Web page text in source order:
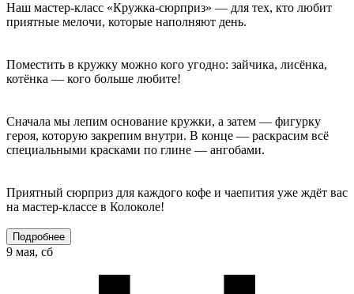
Наш мастер-класс «Кружка-сюрприз» — для тех, кто любит
приятные мелочи, которые наполняют день.
Поместить в кружку можно кого угодно: зайчика, лисёнка,
котёнка — кого больше любите!
Сначала мы лепим основание кружки, а затем — фигурку
героя, которую закрепим внутри. В конце — раскрасим всё
специальными красками по глине — ангобами.
Приятный сюрприз для каждого кофе и чаепития уже ждёт вас
на мастер-классе в Колоколе!
Подробнее
9 мая, сб